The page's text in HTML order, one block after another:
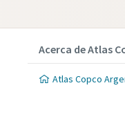
Acerca de Atlas
Atlas Copco